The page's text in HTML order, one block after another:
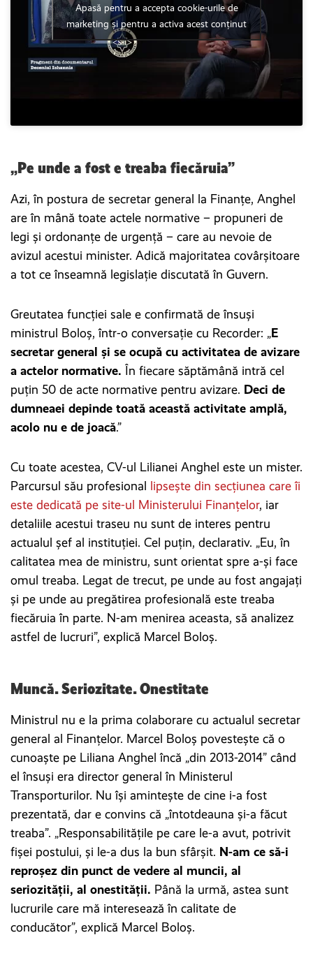
Apasă pentru a accepta cookie-urile de
marketing și pentru a activa acest conținut
„Pe unde a fost e treaba fiecăruia”
Azi, în postura de secretar general la Finanțe, Anghel
are în mână toate actele normative – propuneri de
legi și ordonanțe de urgență – care au nevoie de
avizul acestui minister. Adică majoritatea covârșitoare
a tot ce înseamnă legislație discutată în Guvern.
Greutatea funcției sale e confirmată de însuși
ministrul Boloș, într-o conversație cu Recorder: „E
secretar general și se ocupă cu activitatea de avizare
a actelor normative. În fiecare săptămână intră cel
puțin 50 de acte normative pentru avizare. Deci de
dumneaei depinde toată această activitate amplă,
acolo nu e de joacă.”
Cu toate acestea, CV-ul Lilianei Anghel este un mister.
Parcursul său profesional lipsește din secțiunea care îi
este dedicată pe site-ul Ministerului Finanțelor, iar
detaliile acestui traseu nu sunt de interes pentru
actualul șef al instituției. Cel puțin, declarativ. „Eu, în
calitatea mea de ministru, sunt orientat spre a-și face
omul treaba. Legat de trecut, pe unde au fost angajați
și pe unde au pregătirea profesională este treaba
fiecăruia în parte. N-am menirea aceasta, să analizez
astfel de lucruri”, explică Marcel Boloș.
Muncă. Seriozitate. Onestitate
Ministrul nu e la prima colaborare cu actualul secretar
general al Finanțelor. Marcel Boloș povestește că o
cunoaște pe Liliana Anghel încă „din 2013-2014” când
el însuși era director general în Ministerul
Transporturilor. Nu își amintește de cine i-a fost
prezentată, dar e convins că „întotdeauna și-a făcut
treaba”. „Responsabilitățile pe care le-a avut, potrivit
fișei postului, și le-a dus la bun sfârșit. N-am ce să-i
reproșez din punct de vedere al muncii, al
seriozității, al onestității. Până la urmă, astea sunt
lucrurile care mă interesează în calitate de
conducător”, explică Marcel Boloș.